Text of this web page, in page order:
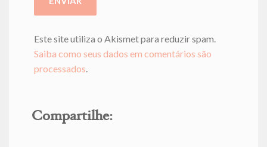
Este site utiliza o Akismet para reduzir spam.
Saiba como seus dados em comentários são
processados.
Compartilhe: